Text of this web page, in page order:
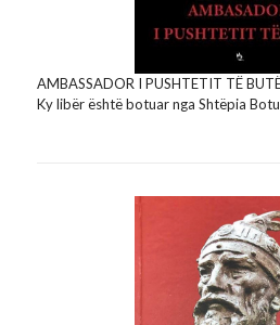
AMBASSADOR I PUSHTETIT TË
Ky libër është botuar nga Shtëpia